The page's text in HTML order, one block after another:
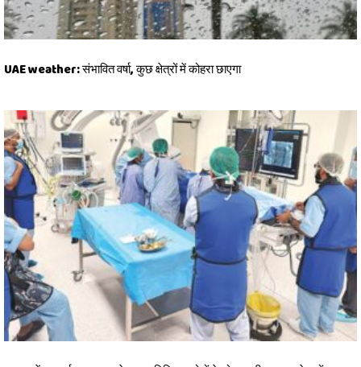
UAE weather: संभावित वर्षा, कुछ क्षेत्रों में कोहरा छाएगा